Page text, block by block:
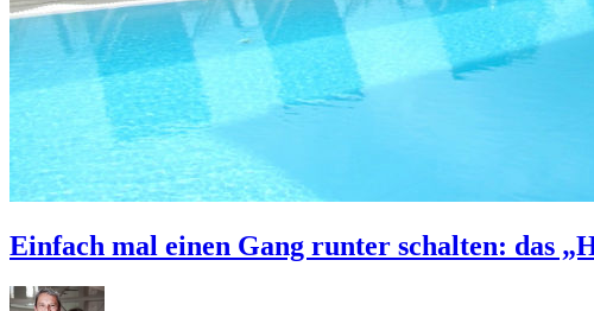
Einfach mal einen Gang runter schalten: das